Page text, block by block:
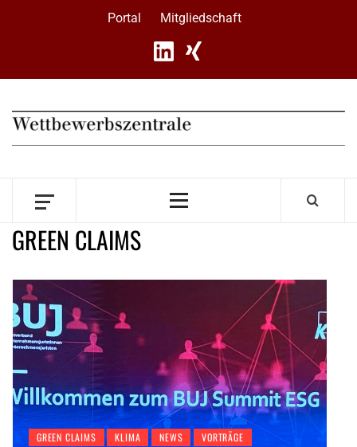
Portal Mitgliedschaft
Primary
GREEN CLAIMS
GREEN CLAIMS KLIMA NEWS VORTRÄGE